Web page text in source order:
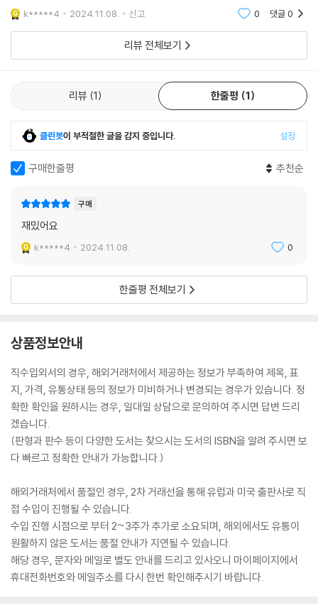
하며 독자들에게 더 깊이 있는 매력을 전달해 원작 팬뿐만 아니라 캐릭터
중심의 스토리를
k*****4 2024.11.08. 신고 0 댓글0
리뷰 전체보기
리뷰 1 한줄평 1
클린봇이 부적절한 글을 감지 중입니다. 설정
구매한줄평 추천순
구매
재밌어요
k*****4 2024.11.08. 0
한줄평 전체보기
상품정보안내
직수입외서의 경우, 해외거래처에서 제공하는 정보가 부족하여 제목, 표
지, 가격, 유통상태 등의 정보가 미비하거나 변경되는 경우가 있습니다. 정
확한 확인을 원하시는 경우, 일대일 상담으로 문의하여 주시면 답변 드리
겠습니다.
(판형과 판수 등이 다양한 도서는 찾으시는 도서의 ISBN을 알려 주시면 보
다 빠르고 정확한 안내가 가능합니다.)
해외거래처에서 품절인 경우, 2차 거래선을 통해 유럽과 미국 출판사로 직
접 수입이 진행될 수 있습니다.
수입 진행 시점으로 부터 2~3주가 추가로 소요되며, 해외에서도 유통이
원활하지 않은 도서는 품절 안내가 지연될 수 있습니다.
해당 경우, 문자와 메일로 별도 안내를 드리고 있사오니 마이페이지에서
휴대전화번호와 메일주소를 다시 한번 확인해주시기 바랍니다.